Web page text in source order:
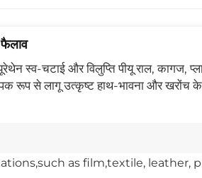
स्व-चटाई और विलुप्ति पीयू राल, कागज,
रूप से लागू उत्कृष्ट हाथ-भावना और खरोंच के
as film,textile, leather,